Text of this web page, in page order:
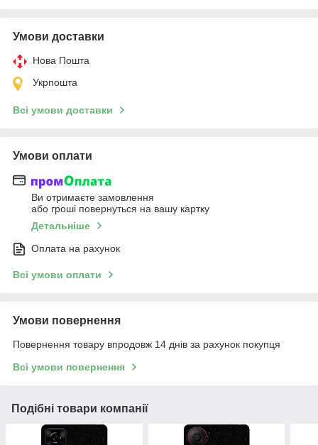
Умови доставки
Нова Пошта
Укрпошта
Всі умови доставки
Умови оплати
Ви отримаєте замовлення
або гроші повернуться на вашу картку
Детальніше
Оплата на рахунок
Всі умови оплати
Умови повернення
Повернення товару впродовж 14 днів за рахунок покупця
Всі умови повернення
Подібні товари компанії